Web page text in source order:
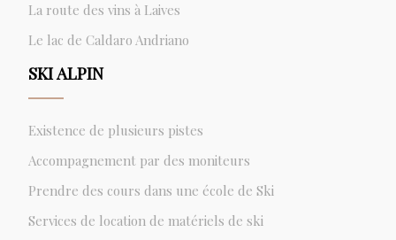
La route des vins à Laives
Le lac de Caldaro Andriano
SKI ALPIN
Existence de plusieurs pistes
Accompagnement par des moniteurs
Prendre des cours dans une école de Ski
Services de location de matériels de ski